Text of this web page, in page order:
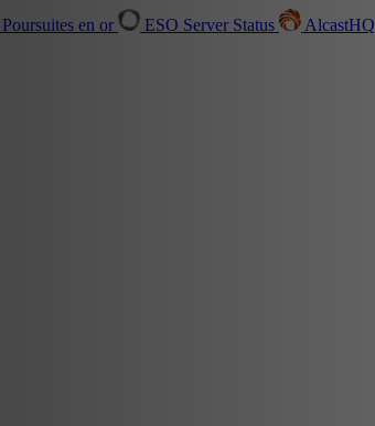
Poursuites en or ESO Server Status AlcastHQ